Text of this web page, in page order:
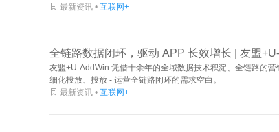
 最新资讯 • 互联网+
全链路数据闭环，驱动 APP 长效增长 | 友盟
友盟+U-AddWin 凭借十余年的全域数据技术积淀、全链路的
细化投放、投放 - 运营全链路闭环的需求空白。
 最新资讯 • 互联网+